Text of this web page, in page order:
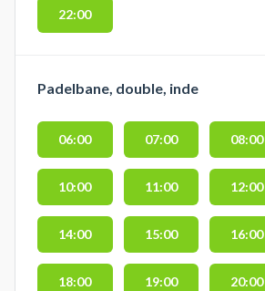
22:00
Padelbane, double, inde
06:00 07:00 08:00
10:00 11:00 12:00
14:00 15:00 16:00
18:00 19:00 20:00